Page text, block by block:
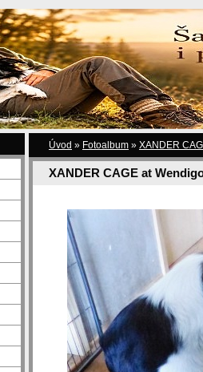
Úvod » Fotoalbum » XANDER
XANDER CAGE at